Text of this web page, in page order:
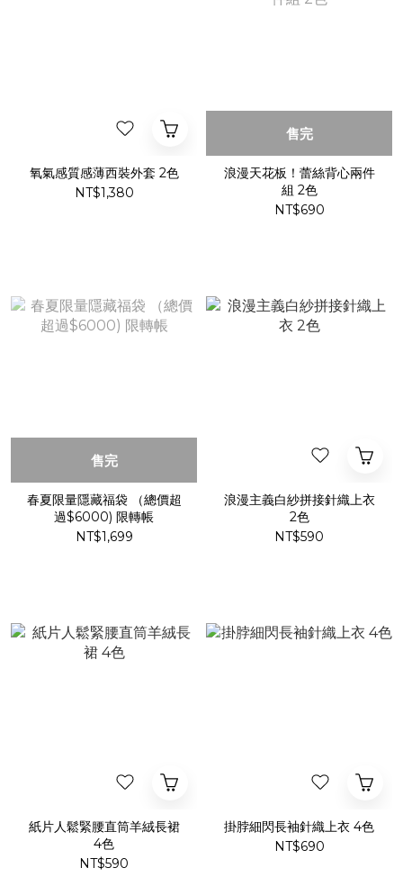
氧氣感質感薄西裝外套 2色
NT$1,380
售完
浪漫天花板！蕾絲背心兩件
組 2色
NT$690
售完
春夏限量隱藏福袋 （總價超
過$6000) 限轉帳
NT$1,699
浪漫主義白紗拼接針織上衣
2色
NT$590
紙片人鬆緊腰直筒羊絨長裙
4色
NT$590
掛脖細閃長袖針織上衣 4色
NT$690